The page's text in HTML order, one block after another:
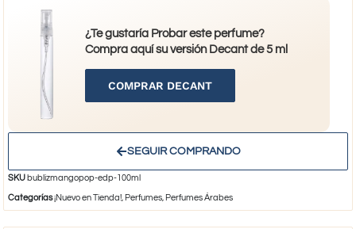
¿Te gustaría Probar este perfume?
Compra aquí su versión Decant de 5 ml
COMPRAR DECANT
SEGUIR COMPRANDO
SKU bublizmangopop-edp-100ml
Categorías¡Nuevo en Tienda!, Perfumes, Perfumes Árabes